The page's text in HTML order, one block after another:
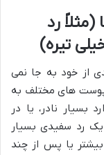
رد
تیره)
از خود به جا نمی
پوست های مختلف به
نادر، یا در
رد سفیدی بسیار
یا پس از چند